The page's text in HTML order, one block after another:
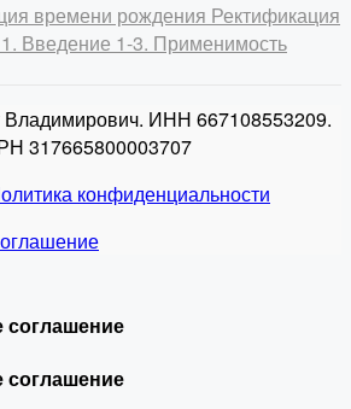
времени рождения Ректификация
Введение 1-3. Применимость
ИНН 667108553209.
317665800003707
конфиденциальности
соглашение
соглашение